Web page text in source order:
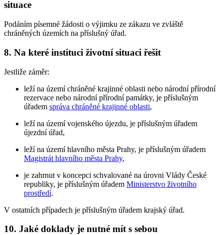
situace
Podáním písemné žádosti o výjimku ze zákazu ve zvláště
chráněných územích na příslušný úřad.
8. Na které instituci životní situaci řešit
Jestliže záměr:
leží na území chráněné krajinné oblasti nebo národní přírodní
rezervace nebo národní přírodní památky, je příslušným
úřadem správa chráněné krajinné oblasti,
leží na území vojenského újezdu, je příslušným úřadem
újezdní úřad,
leží na území hlavního města Prahy, je příslušným úřadem
Magistrát hlavního města Prahy,
je zahrnut v koncepci schvalované na úrovni Vlády České
republiky, je příslušným úřadem Ministerstvo životního
prostředí.
V ostatních případech je příslušným úřadem krajský úřad.
10. Jaké doklady je nutné mít s sebou